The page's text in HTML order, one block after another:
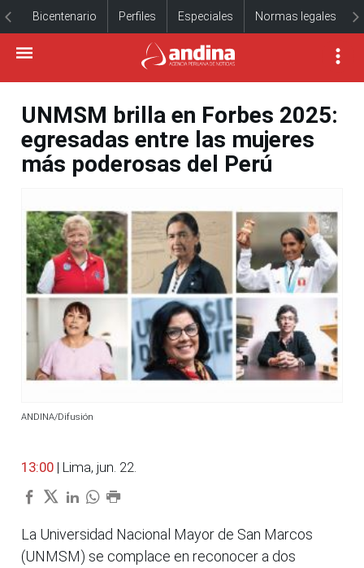
Bicentenario Perfiles Especiales Normas legales
UNMSM brilla en Forbes 2025:
egresadas entre las mujeres
más poderosas del Perú
ANDINA/Difusión
13:00 | Lima, jun. 22.
La Universidad Nacional Mayor de San Marcos
(UNMSM) se complace en reconocer a dos